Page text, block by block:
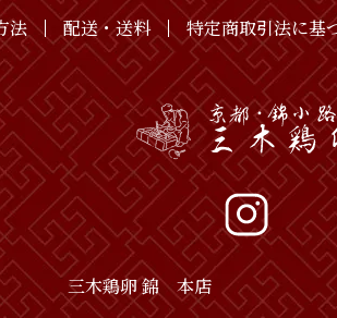
法 配送・送料 特定商取引法に基
三木鶏卵 錦 本店